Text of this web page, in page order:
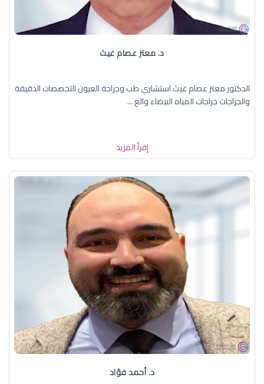
د. معتز عصام غيث
الدكتور معتز عصام غيث استشاري طب وجراحة العيون التخصصات الدقيقة
والجراحات جراحات المياه البيضاء والع ...
إقرأ المزيد
د. أحمد فؤاد